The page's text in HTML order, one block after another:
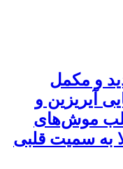
و مکمل
آیریزین و
قلب موش‌های
به سمیت قلبی